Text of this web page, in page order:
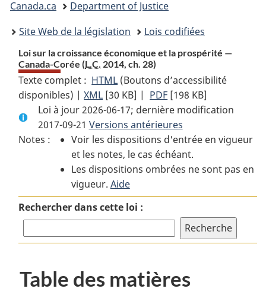
are
here:
Canada.ca
Department of Justice
Site Web de la législation
Lois codifiées
Loi sur la croissance économique et la prospérité —
Canada-Corée (L.C. 2014, ch. 28)
Texte complet : HTML Texte
complet
:
Loi
sur
la
croissance
économique
et
la
—
Corée
(Boutons d’accessibilité
disponibles) |XML Texte
complet
:
Loi
sur
la
croissance
économique
et
prospérité
Canada-
Corée
[30 KB] | PDF Texte
complet
:
Loi
sur
la
économique
prospérité
Canada-
Corée
[198 KB]
Loi à jour 2026-06-17; dernière modification
2017-09-21 Versions antérieures
Notes :
Voir les dispositions d'entrée en vigueur
et les notes, le cas échéant.
Les dispositions ombrées ne sont pas en
vigueur. Aide
Rechercher dans cette loi :
Table des matières